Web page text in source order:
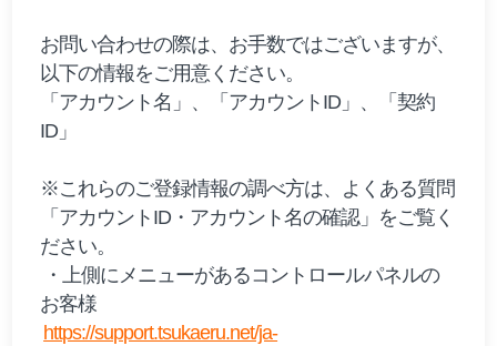
お問い合わせの際は、お手数ではございますが、
以下の情報をご用意ください。
「アカウント名」、「アカウントID」、「契約
ID」
※これらのご登録情報の調べ方は、よくある質問
「アカウントID・アカウント名の確認」をご覧く
ださい。
・上側にメニューがあるコントロールパネルの
お客様
https://support.tsukaeru.net/ja-